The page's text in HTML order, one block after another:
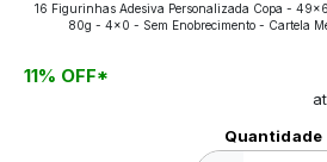
aplicados nos impressos da
continue a leitura que vamos
16 Figurinhas Adesiva Personalizada Copa -
80g - 4x0 - Sem Enobrecimento - Cartela
11% OFF*
Quantidade